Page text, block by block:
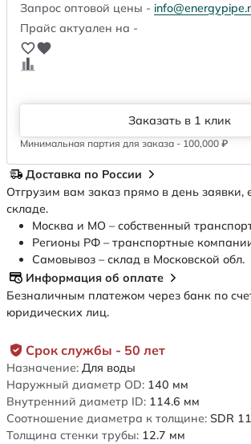
Срок службы - 50 лет
Назначение: Для воды
Наружный диаметр OD: 140 мм
Внутренний диаметр ID: 114.6 мм
Соотношение диаметра к толщине: SDR 11
Толщина стенки трубы: 12.7 мм
Запрос оптовой цены -
Прайс актуален на -
Заказать в 1 клик
Минимальная партия для заказа - 100,000 ₽
Доставка по России
Отгрузим вам заказ прямо в день заявки,
складе.
Москва и МО – собственный
Регионы РФ – транспортные
Самовывоз – склад в Московской обл.
Информация об оплате
Безналичным платежом через банк по
юридических лиц.